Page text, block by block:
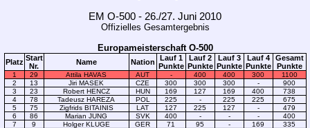
EM O-500 - 26./27. Juni 2010
Offizielles Gesamtergebnis
Europameisterschaft O-500
Platz Start
Nr.
Name Nation
Lauf 1
Punkte
Lauf 2
Punkte
Lauf 3
Punkte
Lauf 4
Punkte
Gesamt
Punkte
1 29 Attila HAVAS AUT - 400 400 300
1100
2
13 Jiri MASEK CZE 300 300 300 -
900
3
23 Robert HENCZ HUN 169 127 169 400
738
4
78 Tadeusz HAREZA POL 225 - 225 225
675
5
75 Zigfrids BITAINIS LAT 127 225 127 -
479
6
86 Marian JUNG SVK 400 - - -
400
7
9 Holger KLUGE GER 71 95 - 169
335